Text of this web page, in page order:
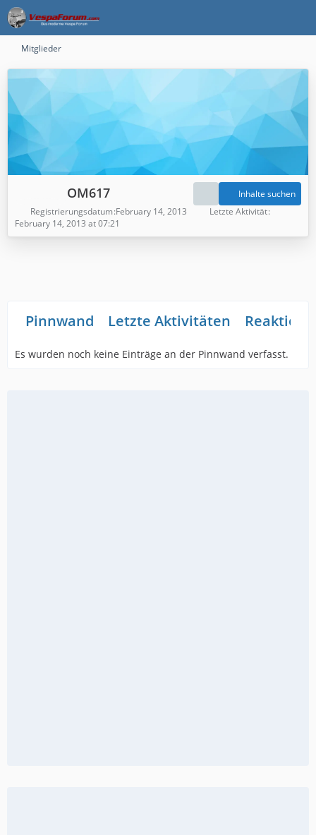
Mitglieder
OM617
Inhalte suchen
Registrierungsdatum February 14, 2013
Letzte Aktivität
February 14, 2013 at 07:21
Pinnwand Letzte Aktivitäten
Es wurden noch keine Einträge an der Pinnwand verfasst.